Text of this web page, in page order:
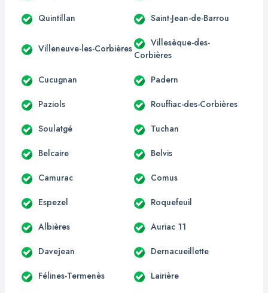
Quintillan Saint-Jean-de-Barrou
Villeneuve-les-Corbières
Villesèque-des-
Corbières
Cucugnan Padern
Paziols Rouffiac-des-Corbières
Soulatgé Tuchan
Belcaire Belvis
Camurac Comus
Espezel Roquefeuil
Albières Auriac 11
Davejean Dernacueillette
Félines-Termenès Lairière